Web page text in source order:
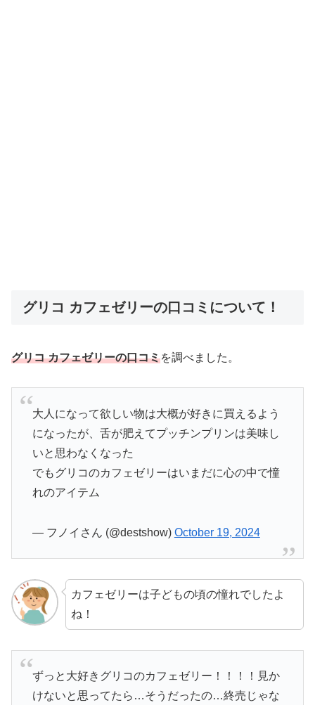
グリコ カフェゼリーの口コミについて！
グリコ カフェゼリーの口コミを調べました。
大人になって欲しい物は大概が好きに買えるよう
になったが、舌が肥えてプッチンプリンは美味し
いと思わなくなった
でもグリコのカフェゼリーはいまだに心の中で憧
れのアイテム
— フノイさん (@destshow) October 19, 2024
カフェゼリーは子どもの頃の憧れでしたよ
ね！
ずっと大好きグリコのカフェゼリー！！！！見か
けないと思ってたら…そうだったの…終売じゃな